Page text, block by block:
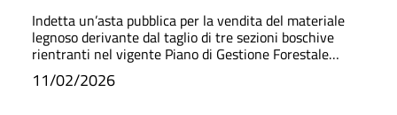
Indetta un’asta pubblica per la vendita del materiale
legnoso derivante dal taglio di tre sezioni boschive
rientranti nel vigente Piano di Gestione Forestale
(P.G.F.)
11/02/2026